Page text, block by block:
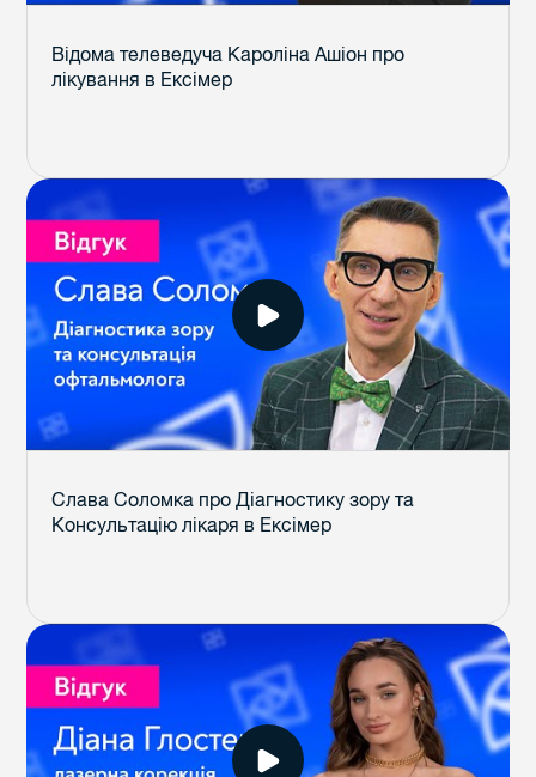
Відома телеведуча Кароліна Ашіон про
лікування в Ексімер
Слава Соломка про Діагностику зору та
Консультацію лікаря в Ексімер